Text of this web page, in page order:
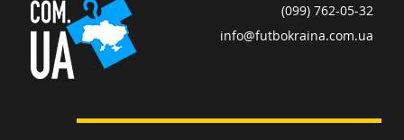
(099) 762-05-32
info@futbokraina.com.ua